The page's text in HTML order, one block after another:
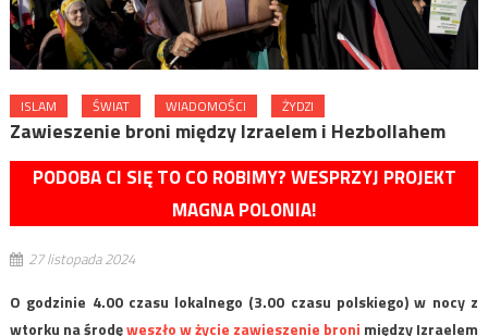
ISLAM ŚWIAT WIADOMOŚCI ŻYDZI
Zawieszenie broni między Izraelem i Hezbollahem
PODOBA CI SIĘ TO CO ROBIMY? WESPRZYJ PROJEKT
MAGNA POLONIA!
27 listopada 2024
O godzinie 4.00 czasu lokalnego (3.00 czasu polskiego) w nocy z
wtorku na środęweszło w życie zawieszenie broni między Izraelem